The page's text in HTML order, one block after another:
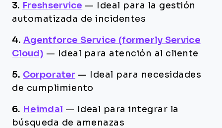
3. Freshservice —
Ideal para la gestión
automatizada de incidentes
4. Agentforce Service (formerly Service
Cloud) — Ideal para atención al cliente
5. Corporater —
Ideal para necesidades
de cumplimiento
6. Heimdal —
Ideal para integrar la
búsqueda de amenazas